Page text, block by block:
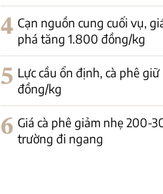
4 Cạn nguồn cung cuối vụ,
phá tăng 1.800 đồng/kg
5 Lực cầu ổn định, cà phê
đồng/kg
6 Giá cà phê giảm nhẹ 200-
trường đi ngang